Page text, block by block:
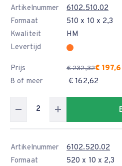
Artikelnummer
6102.510.02
Formaat
510 x 10 x 2,3
Kwaliteit
HM
Levertijd
Prijs € 232,32€
8 of meer
€ 162,62
Artikelnummer
6102.520.02
Formaat
520 x 10 x 2,3